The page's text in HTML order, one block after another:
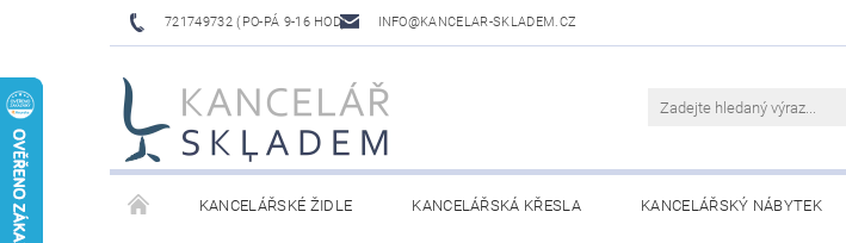
721749732 (PO-PÁ 9-16 HOD) INFO@KANCELAR-SKLADEM.CZ
KANCELÁŘSKÉ ŽIDLE KANCELÁŘSKÁ KŘESLA KANCELÁŘSKÝ NÁBYTEK